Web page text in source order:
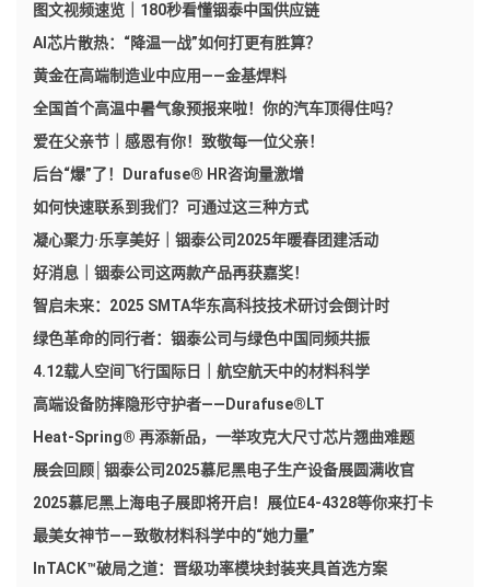
图文视频速览｜180秒看懂铟泰中国供应链
AI芯片散热：“降温一战”如何打更有胜算？
黄金在高端制造业中应用——金基焊料
全国首个高温中暑气象预报来啦！你的汽车顶得住吗？
爱在父亲节｜感恩有你！致敬每一位父亲！
后台“爆”了！Durafuse® HR咨询量激增
如何快速联系到我们？可通过这三种方式
凝心聚力·乐享美好｜铟泰公司2025年暖春团建活动
好消息｜铟泰公司这两款产品再获嘉奖！
智启未来：2025 SMTA华东高科技技术研讨会倒计时
绿色革命的同行者：铟泰公司与绿色中国同频共振
4.12载人空间飞行国际日｜航空航天中的材料科学
高端设备防摔隐形守护者——Durafuse®LT
Heat-Spring® 再添新品，一举攻克大尺寸芯片翘曲难题
展会回顾│铟泰公司2025慕尼黑电子生产设备展圆满收官
2025慕尼黑上海电子展即将开启！展位E4-4328等你来打卡
最美女神节——致敬材料科学中的“她力量”
InTACK™破局之道：晋级功率模块封装夹具首选方案